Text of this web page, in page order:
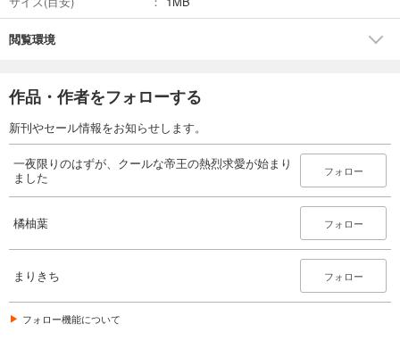
閲覧環境
作品・作者をフォローする
新刊やセール情報をお知らせします。
一夜限りのはずが、クールな帝王の熱烈求愛が始まり
ました
フォロー
橘柚葉 フォロー
まりきち フォロー
フォロー機能について